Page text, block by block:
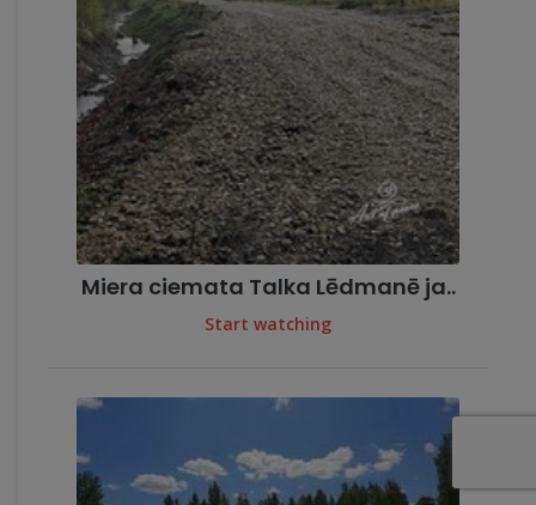
Miera ciemata Talka Lēdmanē ja..
Start watching